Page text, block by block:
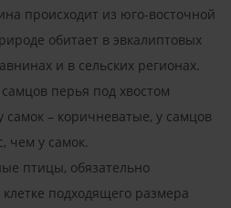
происходит из юго-восточной
обитает в эвкалиптовых
и в сельских регионах.
перья под хвостом
– коричневатые, у самцов
чем у самок.
птицы, обязательно
подходящего размера